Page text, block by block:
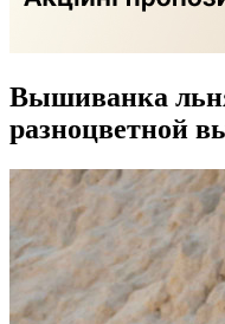
Вышиванка
разноцветной